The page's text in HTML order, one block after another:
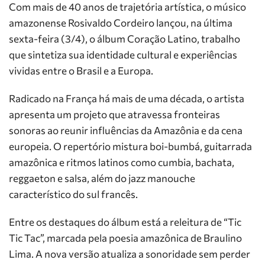
Com mais de 40 anos de trajetória artística, o músico
amazonense Rosivaldo Cordeiro lançou, na última
sexta-feira (3/4), o álbum Coração Latino, trabalho
que sintetiza sua identidade cultural e experiências
vividas entre o Brasil e a Europa.
Radicado na França há mais de uma década, o artista
apresenta um projeto que atravessa fronteiras
sonoras ao reunir influências da Amazônia e da cena
europeia. O repertório mistura boi-bumbá, guitarrada
amazônica e ritmos latinos como cumbia, bachata,
reggaeton e salsa, além do jazz manouche
característico do sul francês.
Entre os destaques do álbum está a releitura de “Tic
Tic Tac”, marcada pela poesia amazônica de Braulino
Lima. A nova versão atualiza a sonoridade sem perder